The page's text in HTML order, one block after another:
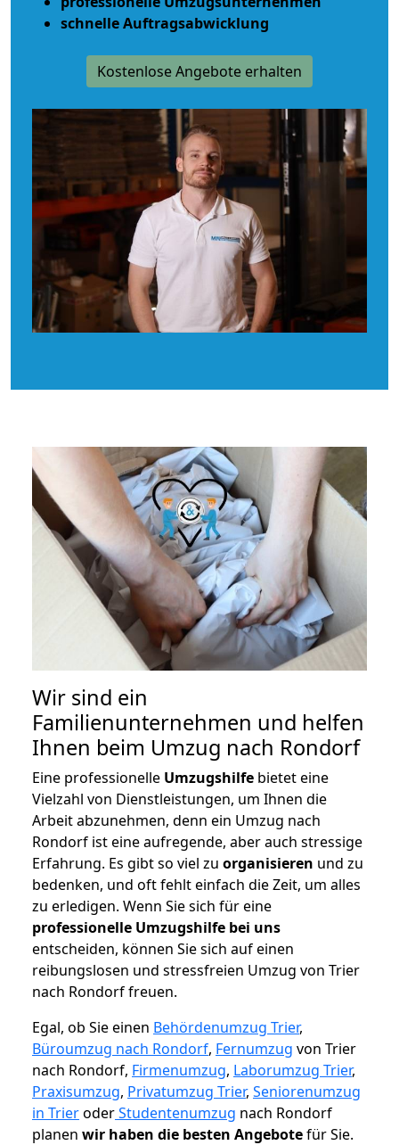
schnelle Auftragsabwicklung
Kostenlose Angebote erhalten
Wir sind ein
Familienunternehmen und helfen
Ihnen beim Umzug nach Rondorf
Eine professionelle Umzugshilfe bietet eine
Vielzahl von Dienstleistungen, um Ihnen die
Arbeit abzunehmen, denn ein Umzug nach
Rondorf ist eine aufregende, aber auch stressige
Erfahrung. Es gibt so viel zu organisieren und zu
bedenken, und oft fehlt einfach die Zeit, um alles
zu erledigen. Wenn Sie sich für eine
professionelle Umzugshilfe bei uns
entscheiden, können Sie sich auf einen
reibungslosen und stressfreien Umzug von Trier
nach Rondorf freuen.
Egal, ob Sie einen Behördenumzug Trier,
Büroumzug nach Rondorf, Fernumzug von Trier
nach Rondorf, Firmenumzug, Laborumzug Trier,
Praxisumzug, Privatumzug Trier, Seniorenumzug
in TrieroderStudentenumzug nach Rondorf
planen wir haben die besten Angebotefür Sie.